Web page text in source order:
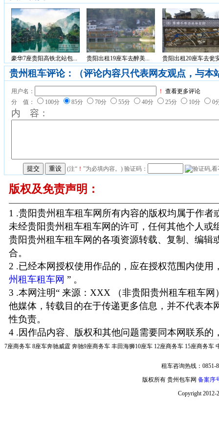
豪华7座贵阳高铁北站包... 贵阳出租19座车去醉美... 贵阳出租20座车去瓮
贵州租车评论：（评论内容只代表网友观点，与本
用户名： ！ 查看更多评论
分 值：
100分 85分 70分 55分 40分 25分 10分 0
内 容：
(注“ ！ ”为必填内容。) 验证码：
版权及免责声明：
1 .贵阳贵州租车租车网所有内容的版权均属于作者
未经贵阳贵州租车租车网的许可，任何其他个人或
贵阳贵州租车租车网的各项资源转载、复制、编辑
合。
2 .已经本网授权使用作品的，应在授权范围内使用
州租车租车网 ” 。
3 .本网注明“ 来源：XXX （非贵阳贵州租车租车网
他媒体，转载目的在于传递更多信息，并不代表本
性负责。
4 .因作品内容、版权和其他问题需要同本网联系的
7座商务车 8座车奔驰威霆 奔驰9座商务车 丰田海狮10座车 12座商务车 15座商务车
租车咨询热线：0851-
版权所有 贵州包车网 备案序
Copyright 2012-